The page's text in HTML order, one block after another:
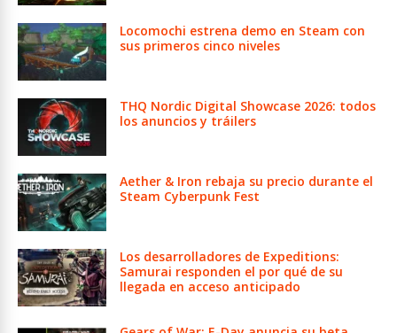
Locomochi estrena demo en Steam con
sus primeros cinco niveles
THQ Nordic Digital Showcase 2026: todos
los anuncios y tráilers
Aether & Iron rebaja su precio durante el
Steam Cyberpunk Fest
Los desarrolladores de Expeditions:
Samurai responden el por qué de su
llegada en acceso anticipado